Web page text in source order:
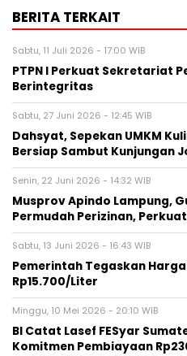
BERITA TERKAIT
Sabtu, 11 Juli 2026 - 17:00 WIB
PTPN I Perkuat Sekretariat
Berintegritas
Sabtu, 27 Juni 2026 - 12:45 WIB
Dahsyat, Sepekan UMKM
Bersiap Sambut Kunjungan
Senin, 22 Juni 2026 - 14:32 WIB
Musprov Apindo Lampung,
Permudah Perizinan,
Sabtu, 13 Juni 2026 - 16:43 WIB
Pemerintah Tegaskan
Rp15.700/Liter
Minggu, 10 Mei 2026 - 20:10 WIB
BI Catat Lasef FESyar
Komitmen Pembiayaan